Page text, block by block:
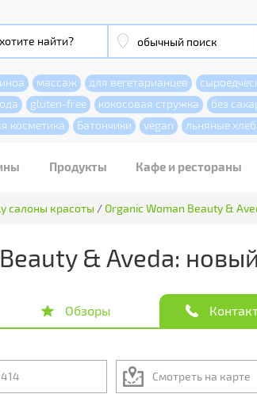
массаж для вегетарианцев
gluten-free кокосовая стружка без
косметика
Батончики vegan льняные
Продукты Кафе и рестораны
салоны красоты /Organic Woman Beauty &
& Aveda:
Обзоры
Смотреть на карте